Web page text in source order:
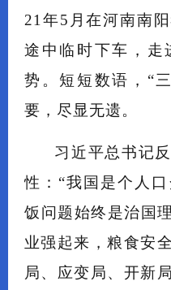
21年5月在河南南
途中临时下车，走
势。短短数语，“
要，尽显无遗。
习近平总书记
性：“我国是个人
饭问题始终是治国
业强起来，粮食安
局、应变局、开新